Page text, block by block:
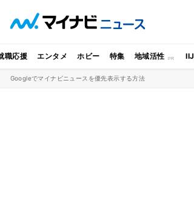
職応援 エンタメ ホビー 特集 地域活性 IIJ
Googleでマイナビニュースを優先表示する方法